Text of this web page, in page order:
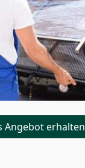
Angebot erhalten